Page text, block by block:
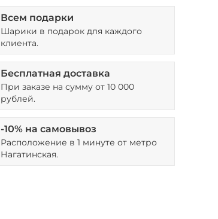
Всем подарки
Шарики в подарок для каждого
клиента.
Бесплатная доставка
При заказе на сумму от 10 000
рублей.
-10% на самовывоз
Расположение в 1 минуте от метро
Нагатинская.